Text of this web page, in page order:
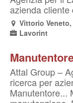
azienda cliente
Vittorio
Lavorint
Attal Group –
ricerca per
Manutentore...